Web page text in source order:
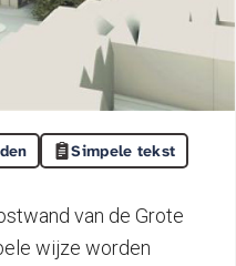
Simpele tekst
van de Grote
wijze worden